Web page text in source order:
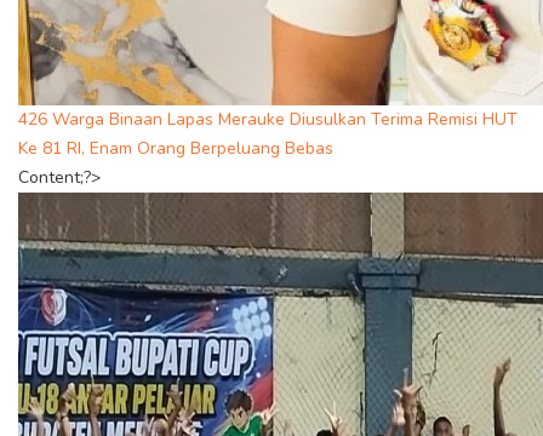
426 Warga Binaan Lapas Merauke Diusulkan Terima Remisi HUT
Ke 81 RI, Enam Orang Berpeluang Bebas
Content;?>